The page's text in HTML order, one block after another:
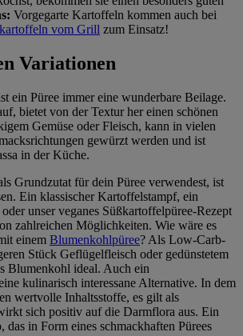
Vorgegarte Kartoffeln kommen auch bei
vom Grill zum Einsatz!
Variationen
ein Püree immer eine wunderbare Beilage.
bietet von der Textur her einen schönen
Gemüse oder Fleisch, kann in vielen
gewürzt werden und ist
in der Küche.
Grundzutat für dein Püree verwendest, ist
Ein klassischer Kartoffelstampf, ein
oder unser veganes Süßkartoffelpüree-Rezept
zahlreichen Möglichkeiten. Wie wäre es
einem Blumenkohlpüree? Als Low-Carb-
Stück Geflügelfleisch oder gedünstetem
Blumenkohl ideal. Auch ein
kulinarisch interessane Alternative. In dem
wertvolle Inhaltsstoffe, es gilt als
sich positiv auf die Darmflora aus. Ein
das in Form eines schmackhaften Pürees